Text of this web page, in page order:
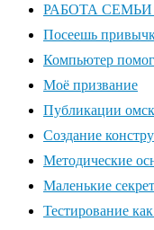
РАБОТА
Посеешь
Компьютер
Моё призвание
Публикации
Создание
Методические
Маленькие
Тестирование